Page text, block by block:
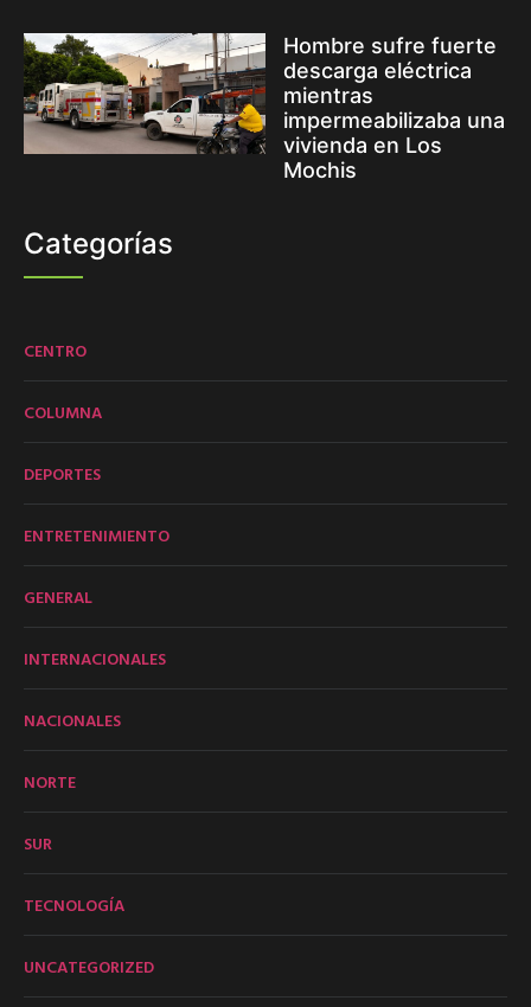
Hombre sufre fuerte
descarga eléctrica
mientras
impermeabilizaba una
vivienda en Los
Mochis
Categorías
CENTRO
COLUMNA
DEPORTES
ENTRETENIMIENTO
GENERAL
INTERNACIONALES
NACIONALES
NORTE
SUR
TECNOLOGÍA
UNCATEGORIZED